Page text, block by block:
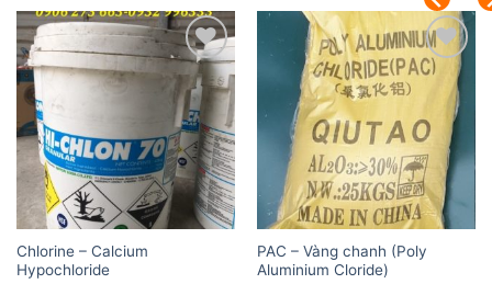
Add to
wishlist
Chlorine – Calcium
Hypochloride
Add to
wishlist
PAC – Vàng chanh (Poly
Aluminium Cloride)